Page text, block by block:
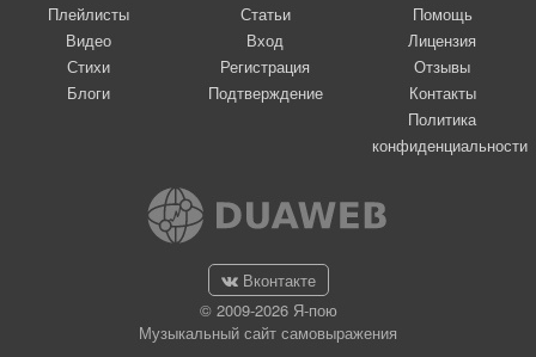
Плейлисты
Видео
Стихи
Блоги
Статьи
Вход
Регистрация
Подтверждение
Помощь
Лицензия
Отзывы
Контакты
Политика
конфиденциальности
Вконтакте
© 2009-2026 Я-пою
Музыкальный сайт самовыражения